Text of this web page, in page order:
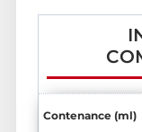
Contenance (ml)